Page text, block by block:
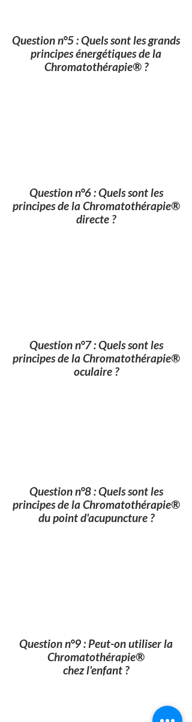
Question n°5 : Quels sont les grands
principes énergétiques de la
Chromatothérapie® ?
Question n°6 : Quels sont les
principes de la Chromatothérapie®
directe ?
Question n°7 : Quels sont les
principes de la Chromatothérapie®
oculaire ?
Question n°8 : Quels sont les
principes de la Chromatothérapie®
du point d'acupuncture ?
Question n°9 : Peut-on utiliser la
Chromatothérapie®
chez l'enfant ?